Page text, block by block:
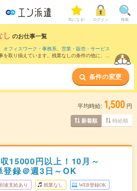
気になる! ログイン 検索
し のお仕事一覧
オフィスワーク・事務系、 営業・販売・サービス
を取り揃えています。残業なしの条件の他に、 交
条件の変更
平均時給: 1,500 円
新着順 時給順
15000円以上！10月～
録＠週3日～OK
途支給あり 残業なし WEB登録OK